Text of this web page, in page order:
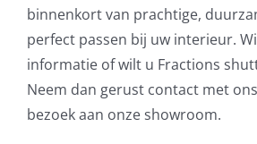
binnenkort van prachtige,
perfect passen bij uw interieur.
informatie of wilt u Fractions
Neem dan gerust contact met
bezoek aan onze showroom.